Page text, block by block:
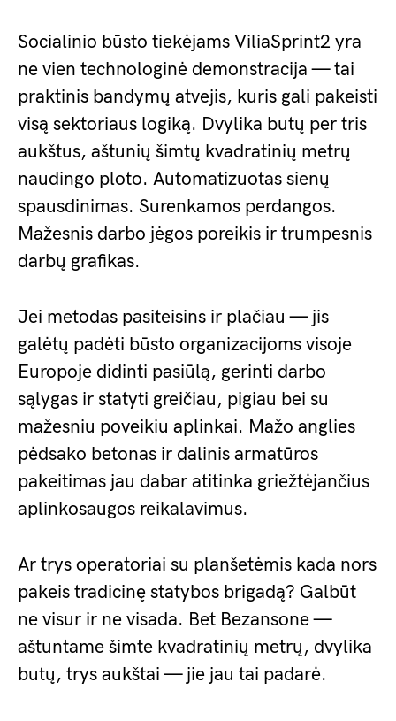
Socialinio būsto tiekėjams ViliaSprint2 yra
ne vien technologinė demonstracija — tai
praktinis bandymų atvejis, kuris gali pakeisti
visą sektoriaus logiką. Dvylika butų per tris
aukštus, aštunių šimtų kvadratinių metrų
naudingo ploto. Automatizuotas sienų
spausdinimas. Surenkamos perdangos.
Mažesnis darbo jėgos poreikis ir trumpesnis
darbų grafikas.
Jei metodas pasiteisins ir plačiau — jis
galėtų padėti būsto organizacijoms visoje
Europoje didinti pasiūlą, gerinti darbo
sąlygas ir statyti greičiau, pigiau bei su
mažesniu poveikiu aplinkai. Mažo anglies
pėdsako betonas ir dalinis armatūros
pakeitimas jau dabar atitinka griežtėjančius
aplinkosaugos reikalavimus.
Ar trys operatoriai su planšetėmis kada nors
pakeis tradicinę statybos brigadą? Galbūt
ne visur ir ne visada. Bet Bezansone —
aštuntame šimte kvadratinių metrų, dvylika
butų, trys aukštai — jie jau tai padarė.